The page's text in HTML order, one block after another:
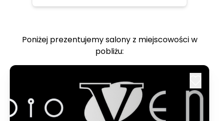
Poniżej prezentujemy salony z miejscowości w
pobliżu: